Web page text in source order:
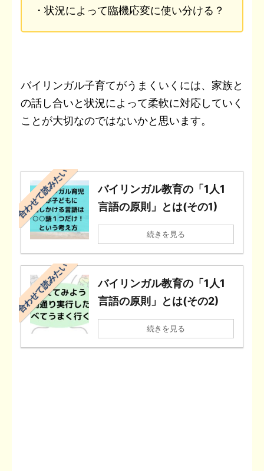
・状況によって臨機応変に使い分ける？
バイリンガル子育てがうまくいくには、家族と
の話し合いと状況によって柔軟に対応していく
ことが大切なのではないかと思います。
合わせて読みたい
バイリンガル教育の「1人1
言語の原則」とは(その1)
続きを見る
合わせて読みたい
バイリンガル教育の「1人1
言語の原則」とは(その2)
続きを見る